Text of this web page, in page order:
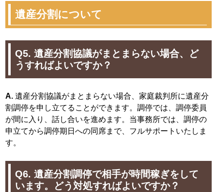
遺産分割について
Q5. 遺産分割協議がまとまらない場合、ど
うすればよいですか？
A. 遺産分割協議がまとまらない場合、家庭裁判所に遺産分
割調停を申し立てることができます。調停では、調停委員
が間に入り、話し合いを進めます。当事務所では、調停の
申立てから調停期日への同席まで、フルサポートいたしま
す。
Q6. 遺産分割調停で相手が時間稼ぎをして
います。どう対処すればよいですか？